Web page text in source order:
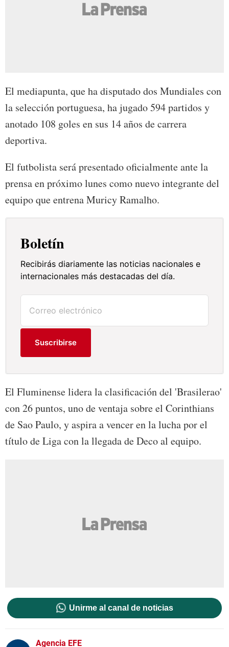
El mediapunta, que ha disputado dos Mundiales con
la selección portuguesa, ha jugado 594 partidos y
anotado 108 goles en sus 14 años de carrera
deportiva.
El futbolista será presentado oficialmente ante la
prensa en próximo lunes como nuevo integrante del
equipo que entrena Muricy Ramalho.
Boletín
Recibirás diariamente las noticias nacionales e
internacionales más destacadas del día.
Suscribirse
El Fluminense lidera la clasificación del 'Brasilerao'
con 26 puntos, uno de ventaja sobre el Corinthians
de Sao Paulo, y aspira a vencer en la lucha por el
título de Liga con la llegada de Deco al equipo.
Unirme al canal de noticias
Agencia EFE